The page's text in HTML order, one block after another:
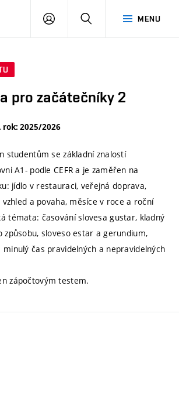
MENU
PŘIHLÁSIT
pro začátečníky 2
rok: 2025/2026
studentům se základní znalostí
A1- podle CEFR a je zaměřen na
jídlo v restauraci, veřejná doprava,
a povaha, měsíce v roce a roční
témata: časování slovesa gustar, kladný
způsobu, sloveso estar a gerundium,
čas pravidelných a nepravidelných
zápočtovým testem.